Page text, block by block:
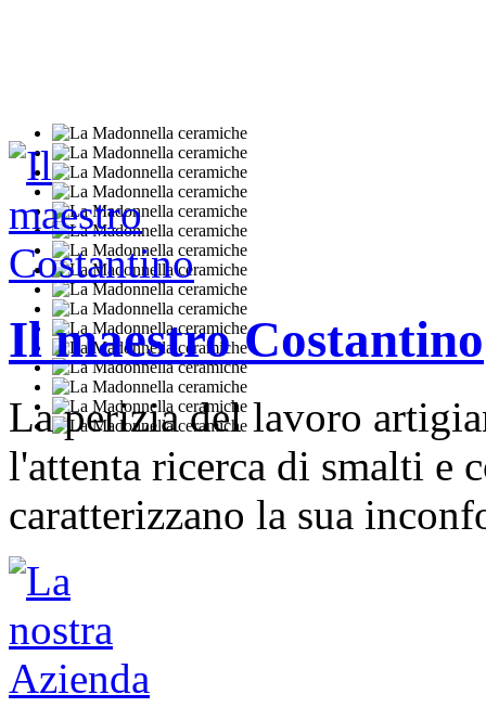
Il maestro Costantino
La perizia del lavoro
l'attenta ricerca di smalti
caratterizzano la sua